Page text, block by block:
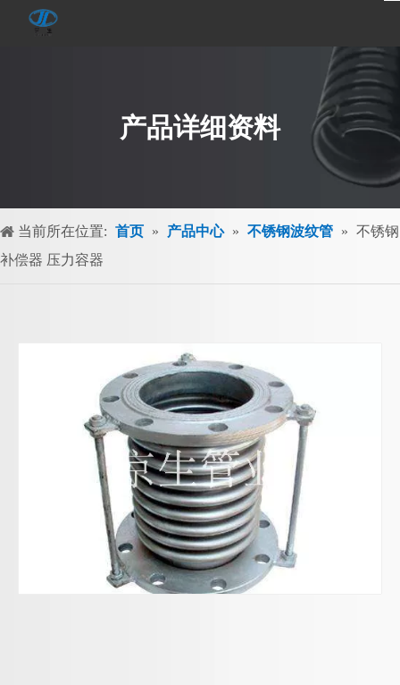
产品详细资料
当前所在位置: 首页 » 产品中心 » 不锈钢波纹管 » 不锈钢
补偿器 压力容器